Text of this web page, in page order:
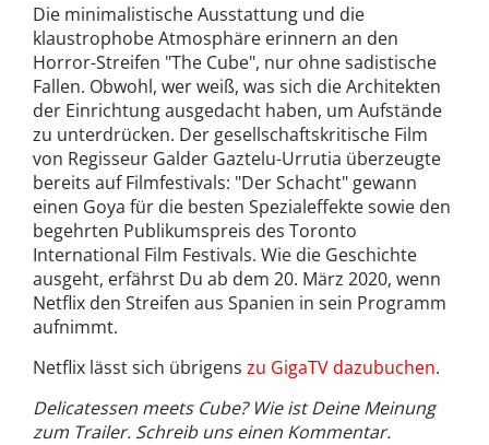
Die minimalistische Ausstattung und die
klaustrophobe Atmosphäre erinnern an den
Horror-Streifen "The Cube", nur ohne sadistische
Fallen. Obwohl, wer weiß, was sich die Architekten
der Einrichtung ausgedacht haben, um Aufstände
zu unterdrücken. Der gesellschaftskritische Film
von Regisseur Galder Gaztelu-Urrutia überzeugte
bereits auf Filmfestivals: "Der Schacht" gewann
einen Goya für die besten Spezialeffekte sowie den
begehrten Publikumspreis des Toronto
International Film Festivals. Wie die Geschichte
ausgeht, erfährst Du ab dem 20. März 2020, wenn
Netflix den Streifen aus Spanien in sein Programm
aufnimmt.
Netflix lässt sich übrigens zu GigaTV dazubuchen.
Delicatessen meets Cube? Wie ist Deine Meinung
zum Trailer. Schreib uns einen Kommentar.